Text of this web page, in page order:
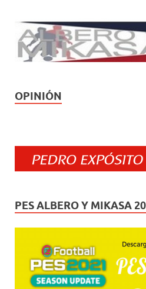
OPINIÓN
PES ALBERO Y MIKASA